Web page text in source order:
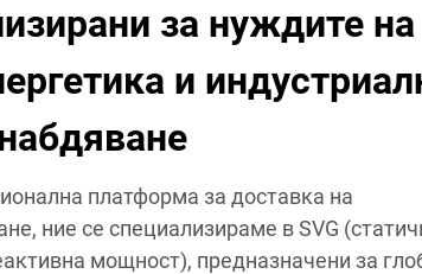
за нуждите на
и
платформа за доставка на
ние се специализираме в SVG
мощност), предназначени за